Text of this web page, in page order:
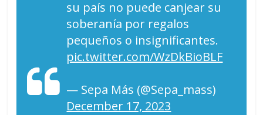
su país no puede canjear su
soberanía por regalos
pequeños o insignificantes.
pic.twitter.com/WzDkBioBLF
— Sepa Más (@Sepa_mass)
December 17, 2023